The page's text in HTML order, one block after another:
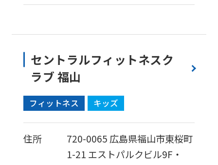
セントラルフィットネスク
ラブ 福山
フィットネス キッズ
住所 720-0065 広島県福山市東桜町
1-21 エストパルクビル9F・